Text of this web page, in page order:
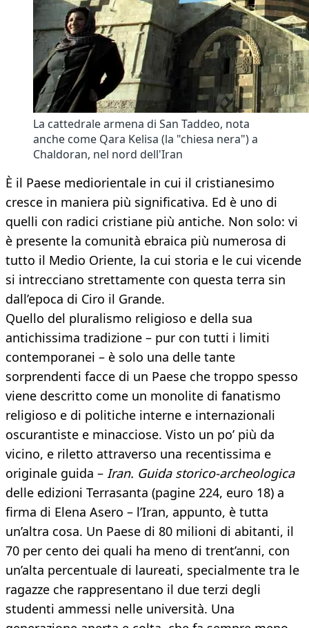
La cattedrale armena di San Taddeo, nota
anche come Qara Kelisa (la "chiesa nera") a
Chaldoran, nel nord dell'Iran
È il Paese mediorientale in cui il cristianesimo
cresce in maniera più significativa. Ed è uno di
quelli con radici cristiane più antiche. Non solo: vi
è presente la comunità ebraica più numerosa di
tutto il Medio Oriente, la cui storia e le cui vicende
si intrecciano strettamente con questa terra sin
dall’epoca di Ciro il Grande.
Quello del pluralismo religioso e della sua
antichissima tradizione – pur con tutti i limiti
contemporanei – è solo una delle tante
sorprendenti facce di un Paese che troppo spesso
viene descritto come un monolite di fanatismo
religioso e di politiche interne e internazionali
oscurantiste e minacciose. Visto un po’ più da
vicino, e riletto attraverso una recentissima e
originale guida – Iran. Guida storico-archeologica
delle edizioni Terrasanta (pagine 224, euro 18) a
firma di Elena Asero – l’Iran, appunto, è tutta
un’altra cosa. Un Paese di 80 milioni di abitanti, il
70 per cento dei quali ha meno di trent’anni, con
un’alta percentuale di laureati, specialmente tra le
ragazze che rappresentano il due terzi degli
studenti ammessi nelle università. Una